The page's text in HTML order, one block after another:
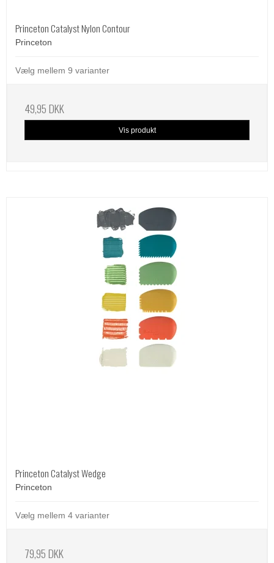
Princeton Catalyst Nylon Contour
Princeton
Vælg mellem 9 varianter
49,95 DKK
Vis produkt
Princeton Catalyst Wedge
Princeton
Vælg mellem 4 varianter
79,95 DKK